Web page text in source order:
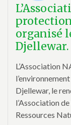
organisé
Djellewar.
L’Association
Djellewar, le
l’Association
Ressources